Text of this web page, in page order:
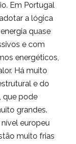
Em Portugal
a lógica
quase
e com
energéticos,
Há muito
e do
que pode
grandes.
europeu
muito frias